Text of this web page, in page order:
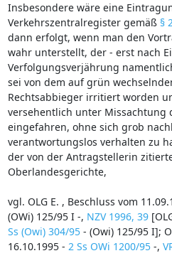
Insbesondere wäre eine
Verkehrszentralregister gemäß §
dann erfolgt, wenn man den
wahr unterstellt, der - erst nach
Verfolgungsverjährung
sei von dem auf grün
Rechtsabbieger irritiert worden
versehentlich unter Missachtung
eingefahren, ohne sich grob
verantwortungslos verhalten zu
der von der Antragstellerin
Oberlandesgerichte,
vgl. OLG E. , Beschluss vom
(OWi) 125/95 I -, NZV 1996, 39
Ss (Owi) 304/95- (Owi) 125/95 I];
16.10.1995 - 2 Ss OWi 1200/95-,